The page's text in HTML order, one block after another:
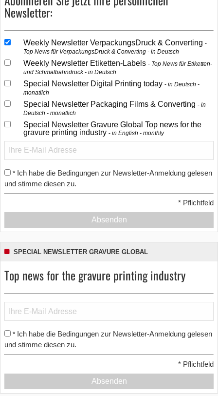
Newsletter:
Weekly Newsletter VerpackungsDruck & Converting
Top News für VerpackungsDruck & Converting - in Deutsch
Weekly Newsletter Etiketten-Labels
Top News für Etiketten-
und Schmalbahndruck - in Deutsch
Special Newsletter Digital Printing today
in Deutsch -
monatlich
Special Newsletter Packaging Films & Converting
in
Deutsch - monatlich
Special Newsletter Gravure Global Top news for the
gravure printing industry
in English - monthly
* Ich habe die Bedingungen zur Newsletter-Anmeldung gelesen
und stimme diesen zu.
* Pflichtfeld
Absenden
SPECIAL NEWSLETTER GRAVURE GLOBAL
Top news for the gravure printing industry
* Ich habe die Bedingungen zur Newsletter-Anmeldung gelesen
und stimme diesen zu.
* Pflichtfeld
Absenden